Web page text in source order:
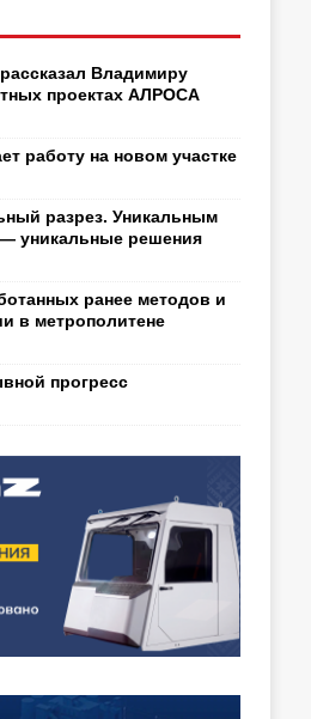
Владимиру
проектах АЛРОСА
работу на новом участке
разрез. Уникальным
уникальные решения
ранее методов и
в метрополитене
прогресс